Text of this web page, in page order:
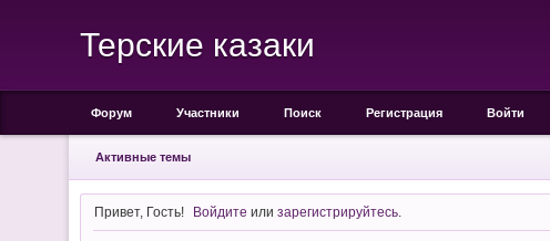
Терские казаки
Форум Участники Поиск Регистрация Войти
Активные темы
Привет, Гость! Войдите илизарегистрируйтесь